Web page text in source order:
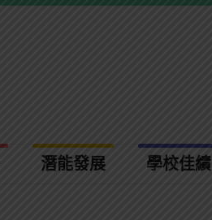
潛能發展 學校佳績